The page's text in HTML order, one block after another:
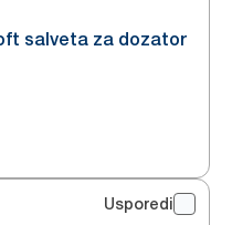
salveta za dozator
Usporedi